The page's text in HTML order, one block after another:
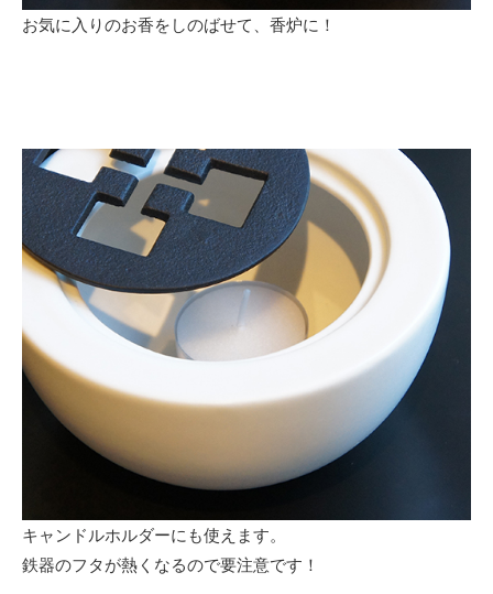
お気に入りのお香をしのばせて、香炉に！
キャンドルホルダーにも使えます。
鉄器のフタが熱くなるので要注意です！